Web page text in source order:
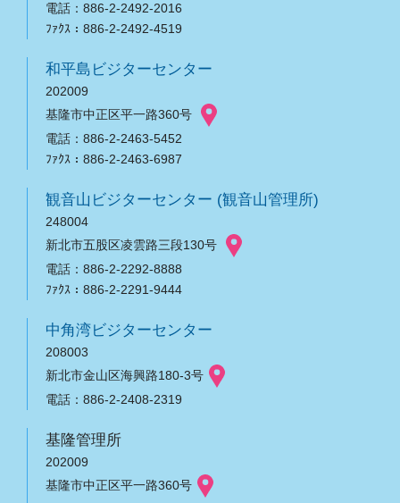
電話：886-2-2492-2016
ﾌｧｸｽ：886-2-2492-4519
和平島ビジターセンター
202009
基隆市中正区平一路360号
電話：886-2-2463-5452
ﾌｧｸｽ：886-2-2463-6987
観音山ビジターセンター (観音山管理所)
248004
新北市五股区凌雲路三段130号
電話：886-2-2292-8888
ﾌｧｸｽ：886-2-2291-9444
中角湾ビジターセンター
208003
新北市金山区海興路180-3号
電話：886-2-2408-2319
基隆管理所
202009
基隆市中正区平一路360号